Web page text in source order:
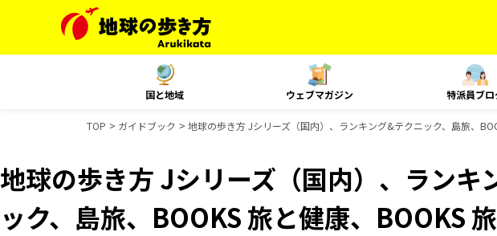
国と地域 ウェブマガジン 特派員ブロ
TOP ガイドブック 地球の歩き方 Jシリーズ（国内）、ランキング&テクニック、島旅、
地球の歩き方 Jシリーズ（国内）、ランキ
ック、島旅、BOOKS 旅と健康、BOOKS 旅